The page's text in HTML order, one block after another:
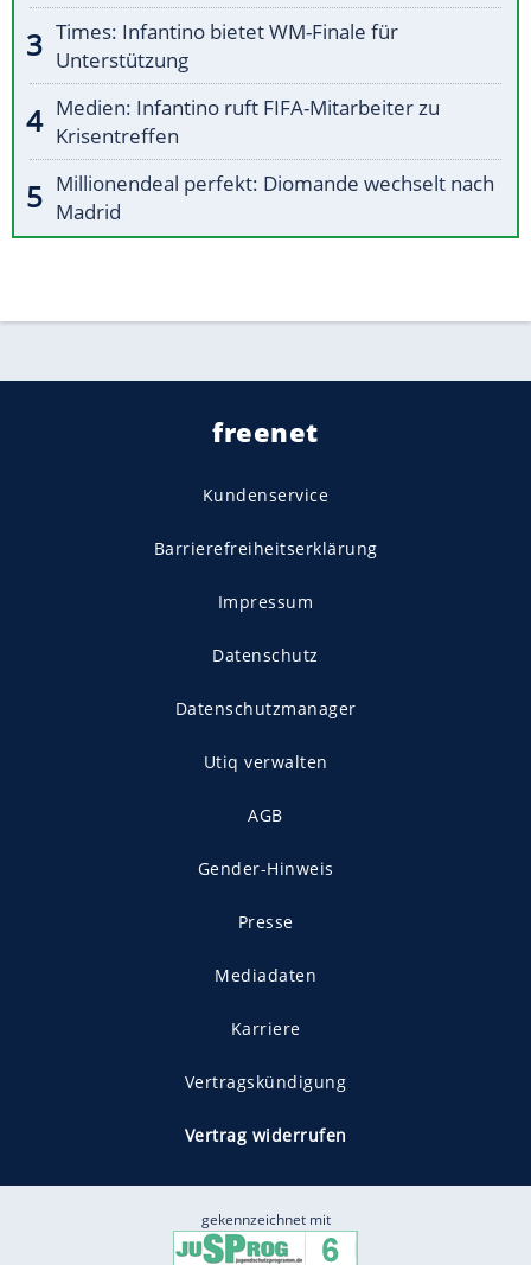
Times: Infantino bietet WM-Finale für
Unterstützung
Medien: Infantino ruft FIFA-Mitarbeiter zu
Krisentreffen
Millionendeal perfekt: Diomande wechselt nach
Madrid
freenet
Kundenservice
Barrierefreiheitserklärung
Impressum
Datenschutz
Datenschutzmanager
Utiq verwalten
AGB
Gender-Hinweis
Presse
Mediadaten
Karriere
Vertragskündigung
Vertrag widerrufen
gekennzeichnet mit